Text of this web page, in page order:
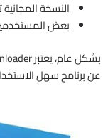
النسخة
بعض
عن برنامج سهل